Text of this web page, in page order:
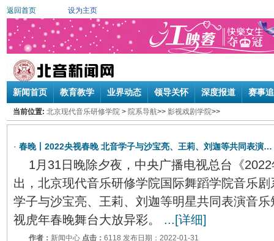
返回首页 设为主页
新闻首页 教育教学 业界动态 领导关怀 深度报道 赛事
当前位置: 北京现代音乐研修学院 > 院系导航>> 影视戏剧学院>>
· 春晚丨2022央视春晚 北音学子与沙宝亮、王莉、刘迦等共同表演…
1月31日晚除夕夜，中央广播电视总台《
出，北京现代音乐研修学院国际舞蹈学院音乐
学子与沙宝亮、王莉、刘迦等明星共同表演音
视虎年春晚舞台大放异彩。
...[详细]
作者： 新闻中心 点击： 6118 发布日期：2022-01-31